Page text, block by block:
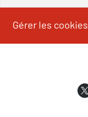
Gérer les cookies